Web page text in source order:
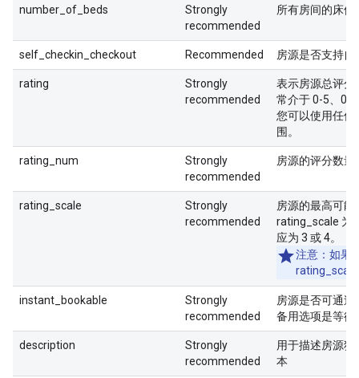
number_of_beds
Strongly
recommended
所有房间的床位
self_checkin_checkout Recommended 房源是否支持
rating
Strongly
recommended
表示房源总评分
常介于 0-5、0-
您可以使用任何
围。
rating_num
Strongly
recommended
房源的评分数量
rating_scale
Strongly
recommended
房源的最高可
rating_scale 为
应为 3 或 4。
注意：如果
instant_bookable
Strongly
recommended
房源是否可通
备用选项是等待
description
Strongly
recommended
用于描述房源
本